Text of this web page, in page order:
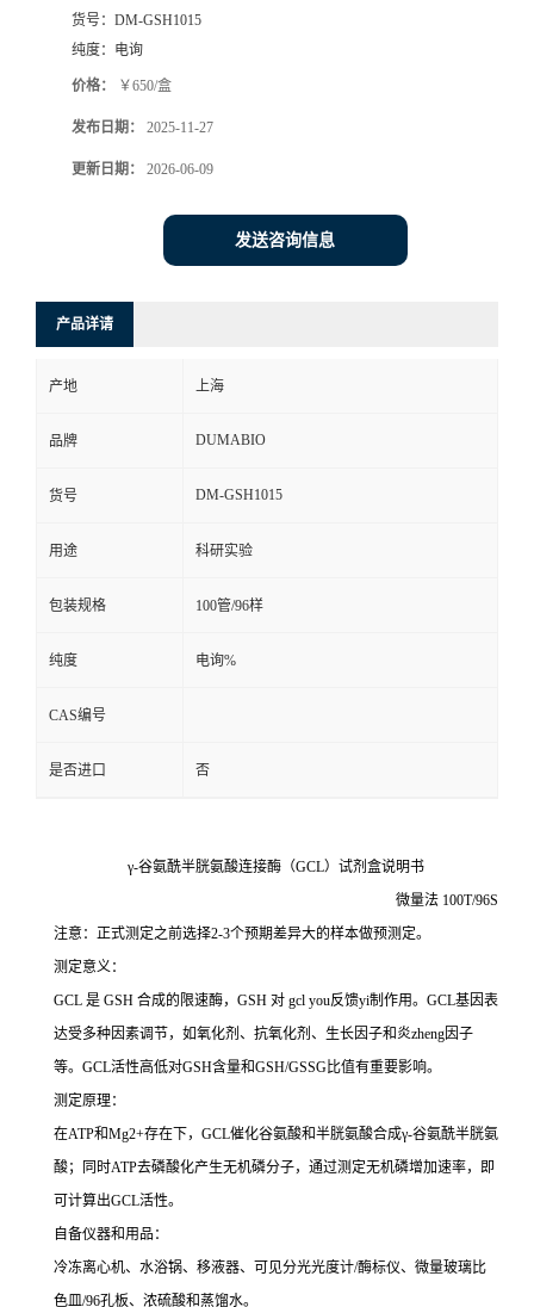
式
在
线
留
货号： DM-GSH1015
纯度： 电询
价格： ￥650/盒
发布日期： 2025-11-27
更新日期： 2026-06-09
发送咨询信息
产品详请
产地 上海
品牌 DUMABIO
货号 DM-GSH1015
用途 科研实验
包装规格 100管/96样
纯度 电询%
CAS编号
是否进口 否
γ-谷氨酰半胱氨酸连接酶（GCL）试剂盒说明书
微量法 100T/96S
注意：正式测定之前选择2-3个预期差异大的样本做预测定。
测定意义：
GCL 是 GSH 合成的限速酶，GSH 对 gcl you反馈yi制作用。GCL基因表
达受多种因素调节，如氧化剂、抗氧化剂、生长因子和炎zheng因子
等。GCL活性高低对GSH含量和GSH/GSSG比值有重要影响。
测定原理：
在ATP和Mg2+存在下，GCL催化谷氨酸和半胱氨酸合成γ-谷氨酰半胱氨
酸；同时ATP去磷酸化产生无机磷分子，通过测定无机磷增加速率，即
可计算出GCL活性。
自备仪器和用品：
冷冻离心机、水浴锅、移液器、可见分光光度计/酶标仪、微量玻璃比
色皿/96孔板、浓硫酸和蒸馏水。